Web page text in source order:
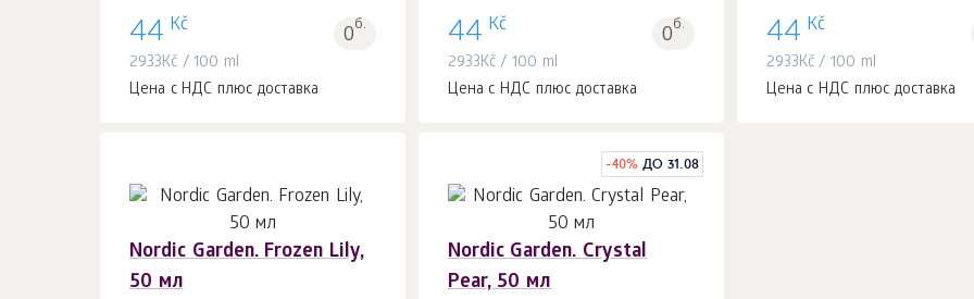
44 Kč 0б.
2933Kč / 100 ml
Цена с НДС плюс доставка
44 Kč 0б.
2933Kč/ 100 ml
Цена с НДС плюс доставка
44 Kč
2933Kč/ 100 ml
Цена с НДС плюс доставка
Nordic Garden. Frozen Lily,
50 мл
-40% ДО 31.08
Nordic Garden. Crystal
Pear, 50 мл